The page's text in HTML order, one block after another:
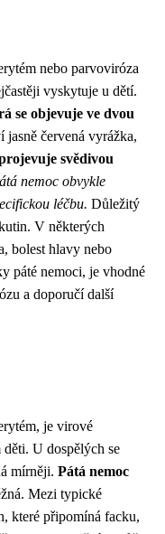
nebo parvoviróza
vyskytuje u dětí.
se objevuje ve dvou
červená vyrážka,
svědivou
nemoc obvykle
léčbu. Důležitý
V některých
bolest hlavy nebo
páté nemoci, je vhodné
a doporučí další
je virové
U dospělých se
mírněji. Pátá nemoc
Mezi typické
které připomíná facku,